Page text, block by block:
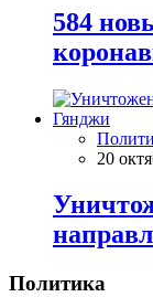
584
20
Политика